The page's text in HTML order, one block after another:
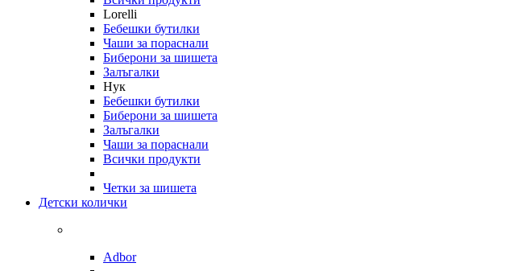
Lorelli
Бебешки бутилки
Чаши за пораснали
Биберони за шишета
Залъгалки
Нук
Бебешки бутилки
Биберони за шишета
Залъгалки
Чаши за пораснали
Всички продукти
Четки за шишета
Детски колички
Adbor